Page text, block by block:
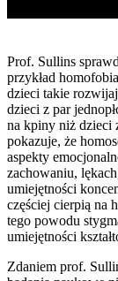
Prof. Sullins
przykład
dzieci takie
dzieci z par
na kpiny niż dzieci
pokazuje, że
aspekty
zachowaniu,
umiejętności
częściej cierpią na
tego powodu
umiejętności
Zdaniem prof.